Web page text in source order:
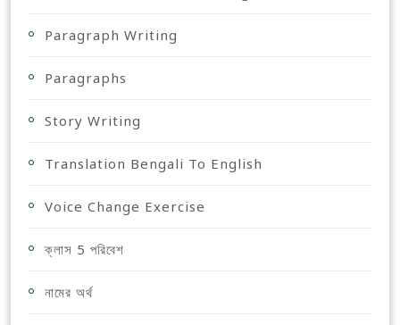
Paragraph Writing
Paragraphs
Story Writing
Translation Bengali To English
Voice Change Exercise
ক্লাস 5 পরিবেশ
নামের অর্থ